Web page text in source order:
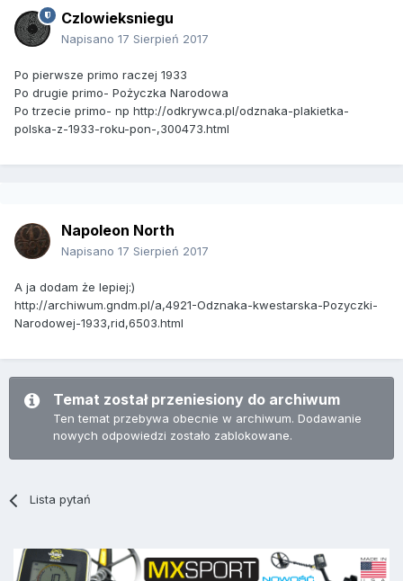
Czlowieksniegu
Napisano 17 Sierpień 2017
Po pierwsze primo raczej 1933
Po drugie primo- Pożyczka Narodowa
Po trzecie primo- np http://odkrywca.pl/odznaka-plakietka-
polska-z-1933-roku-pon-,300473.html
Napoleon North
Napisano 17 Sierpień 2017
A ja dodam że lepiej:)
http://archiwum.gndm.pl/a,4921-Odznaka-kwestarska-Pozyczki-
Narodowej-1933,rid,6503.html
Temat został przeniesiony do archiwum
Ten temat przebywa obecnie w archiwum. Dodawanie
nowych odpowiedzi zostało zablokowane.
Lista pytań